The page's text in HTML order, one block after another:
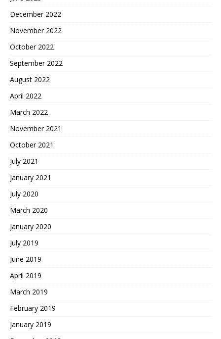
December 2022
November 2022
October 2022
September 2022
August 2022
April 2022
March 2022
November 2021
October 2021
July 2021
January 2021
July 2020
March 2020
January 2020
July 2019
June 2019
April 2019
March 2019
February 2019
January 2019